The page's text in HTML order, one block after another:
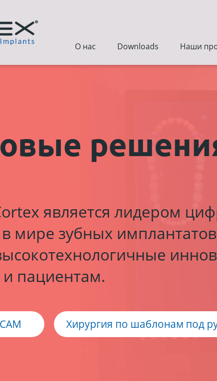
О нас Downloads Наши
является лидером
мире зубных
пациентам.
Хирургия по шаблонам под